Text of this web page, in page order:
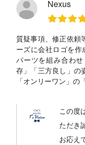
Nexus
質疑事項、修正依頼
ーズに会社ロゴを
パーツを組み合わ
存」「三方良し」の
「オンリーワン」の
この度
ただき
お応え